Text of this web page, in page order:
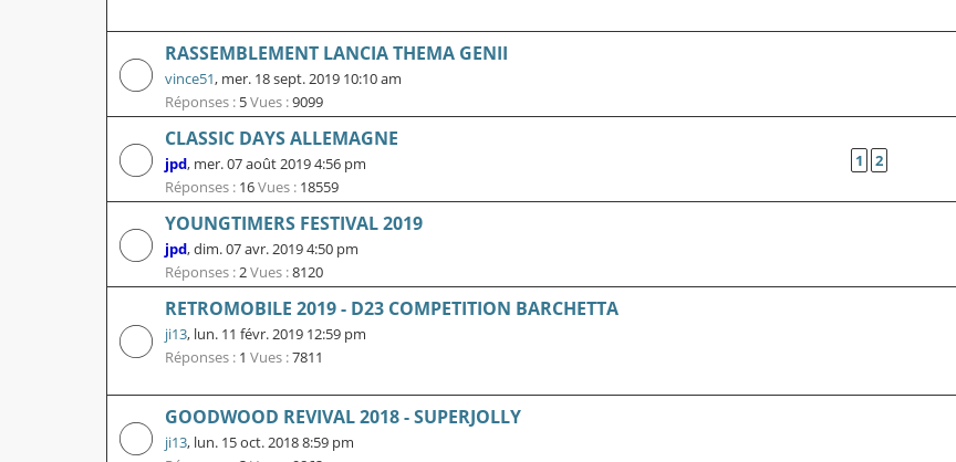
RASSEMBLEMENT LANCIA THEMA GENII
vince51, mer. 18 sept. 2019 10:10 am
Réponses : 5Vues :9099
CLASSIC DAYS ALLEMAGNE
jpd, mer. 07 août 2019 4:56 pm
Réponses : 16Vues : 18559
1 2
YOUNGTIMERS FESTIVAL 2019
jpd,dim. 07 avr. 2019 4:50 pm
Réponses : 2Vues :8120
RETROMOBILE 2019 - D23 COMPETITION BARCHETTA
ji13, lun. 11 févr. 2019 12:59 pm
Réponses : 1 Vues :7811
GOODWOOD REVIVAL 2018 - SUPERJOLLY
ji13, lun. 15 oct. 2018 8:59 pm